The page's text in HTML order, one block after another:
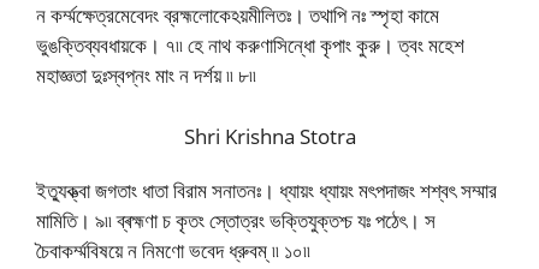
ন কৰ্ম্মক্ষেত্রমেবেদং ব্রহ্মলোকেঽয়মীলিতঃ। তথাপি নঃ স্পৃহা কামে
ভুঙক্তিব্যবধায়কে। ৭৷৷ হে নাথ করুণাসিন্ধো কৃপাং কুরু। ত্বং মহেশ
মহাজ্ঞতা দুঃস্বপ্নং মাং ন দৰ্শয় ৷৷ ৮৷৷
Shri Krishna Stotra
ইত্যুক্ত্বা জগতাং ধাতা বিরাম সনাতনঃ। ধ্যায়ং ধ্যায়ং মৎপদাজং শশ্বৎ সম্মার
মামিতি। ৯৷৷ ব্ৰহ্মণা চ কৃতং স্তোত্রং ভক্তিযুক্তশ্চ যঃ পঠেৎ। স
চৈবাকৰ্ম্মবিষয়ে ন নিমণো ভবেদ ধ্রুবম্ ৷৷ ১০৷৷